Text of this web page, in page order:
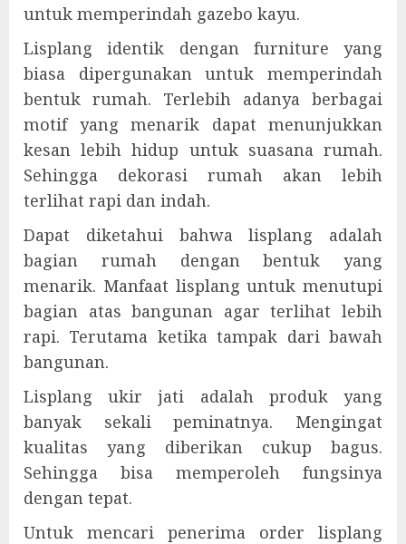
untuk memperindah gazebo kayu.
Lisplang identik dengan furniture yang
biasa dipergunakan untuk memperindah
bentuk rumah. Terlebih adanya berbagai
motif yang menarik dapat menunjukkan
kesan lebih hidup untuk suasana rumah.
Sehingga dekorasi rumah akan lebih
terlihat rapi dan indah.
Dapat diketahui bahwa lisplang adalah
bagian rumah dengan bentuk yang
menarik. Manfaat lisplang untuk menutupi
bagian atas bangunan agar terlihat lebih
rapi. Terutama ketika tampak dari bawah
bangunan.
Lisplang ukir jati adalah produk yang
banyak sekali peminatnya. Mengingat
kualitas yang diberikan cukup bagus.
Sehingga bisa memperoleh fungsinya
dengan tepat.
Untuk mencari penerima order lisplang